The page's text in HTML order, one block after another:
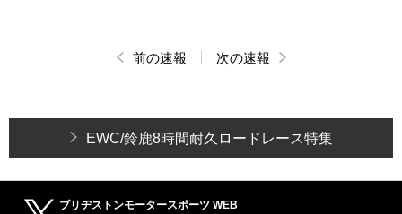
前の速報 次の速報
EWC/鈴鹿8時間耐久ロードレース特集
ブリヂストンモータースポーツ WEB